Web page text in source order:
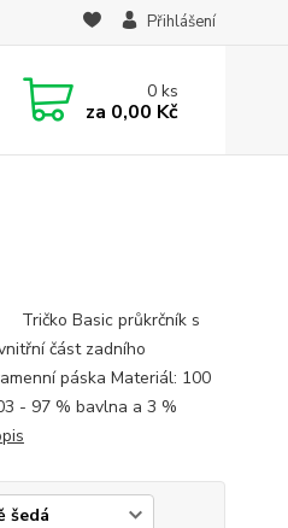
Přihlášení
0ks
za 0,00 Kč
Tričko Basic průkrčník s
část zadního
páska Materiál: 100
- 97 % bavlna a 3 %